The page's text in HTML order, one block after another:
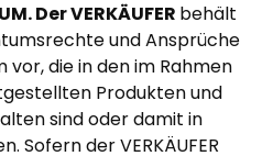
Der VERKÄUFER behält
und Ansprüche
vor, die in den im Rahmen
Produkten und
sind oder damit in
Sofern der VERKÄUFER